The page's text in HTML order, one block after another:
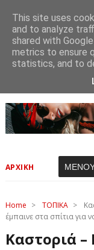
ΑΡΧΙΚΗ
Home > ΤΟΠΙΚΑ >
έμπαινε στα σπίτια για
Καστοριά
This site uses
and to analyze
shared with
metrics to ensure
statistics, and to